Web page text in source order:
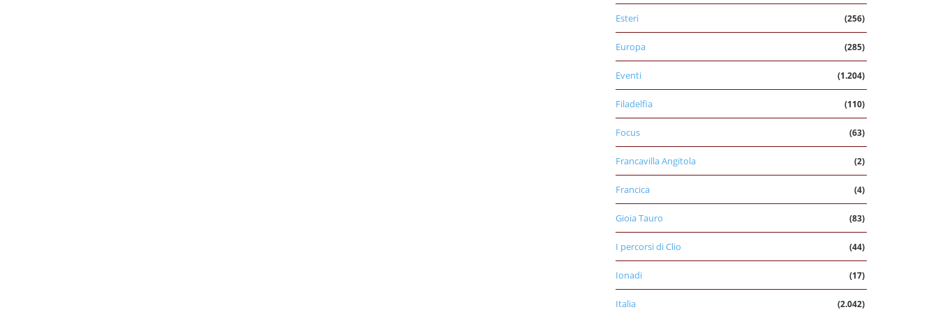
Esteri (256)
Europa (285)
Eventi (1.204)
Filadelfia (110)
Focus (63)
Francavilla Angitola (2)
Francica (4)
Gioia Tauro (83)
I percorsi di Clio (44)
Ionadi (17)
Italia (2.042)